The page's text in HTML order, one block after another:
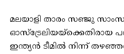
മലയാളി താരം സഞ്ജു
ഓസ്‌ട്രേലിയയ്‌ക്കെതിരായ
ഇന്ത്യന്‍ ടീമില്‍ നിന്ന്